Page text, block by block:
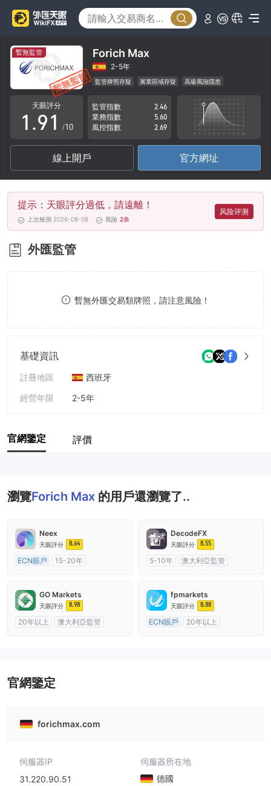
暫無監管 Forich Max
2-5年
監管牌照存疑 展業區域存疑 高級風險隱患
天眼評分
0
1
2
3
4
5
6
7
.
5
6
7
8
9
0
1
2
3
4
5
6
7
/10
監管指數
2.46
業務指數
5.60
風控指數
2.69
線上開戶 官方網址
提示：天眼評分過低，請遠離！
上次檢測 2026-08-08 風險 2条
风险评测
外匯監管
暫無外匯交易類牌照，請注意風險！
基礎資訊
註冊地區
西班牙
經營年限
2-5年
官網鑒定 評價
瀏覽Forich Max 的用戶還瀏覽了..
Neex
天眼評分 8.64
ECN賬戶
15-20年
主標MT4
DecodeFX
天眼評分 8.55
5-10年
澳大利亞監管
GO Markets
天眼評分 8.98
20年以上
澳大利亞監管
fpmarkets
天眼評分 8.88
ECN賬戶
20年以上
官網鑒定
forichmax.com
伺服器IP
31.220.90.51
伺服器所在地
德國